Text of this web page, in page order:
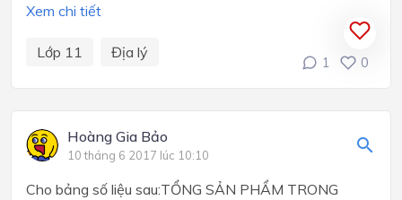
Xem chi tiết
Lớp 11 Địa lý
1 0
Hoàng Gia Bảo
10 tháng 6 2017 lúc 10:10
Cho bảng số liệu sau:TỔNG SẢN PHẨM TRONG